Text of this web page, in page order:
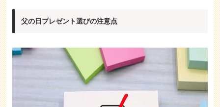
父の日プレゼント選びの注意点